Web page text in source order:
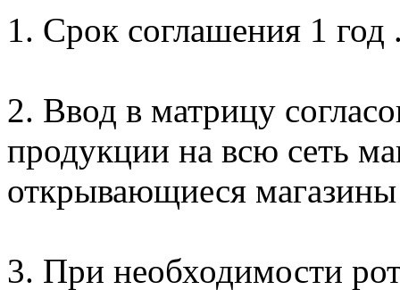
1. Срок соглашения 1 год
2. Ввод в матрицу
продукции на всю сеть
открывающиеся магазины
3. При необходимости